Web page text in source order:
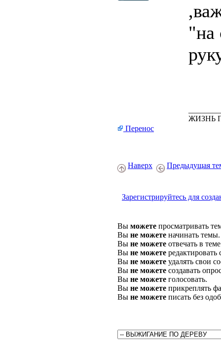
"на
ЖИЗНЬ
Перенос
Наверх Предыдущая
Зарегистрируйтесь для
Вы можете просматривать
Вы не можете начинать темы.
Вы не можете отвечать в
Вы не можете
Вы не можете удалять свои
Вы не можете создавать
Вы не можете голосовать.
Вы не можете прикреплять
Вы не можете писать без